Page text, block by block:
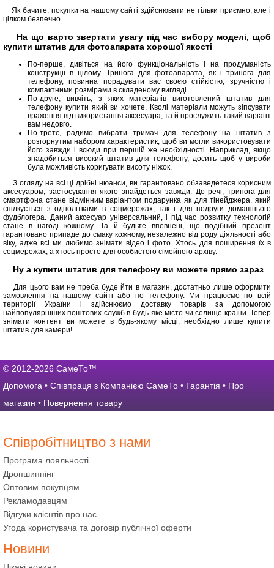
Як бачите, покупки на нашому сайті здійснювати не тільки приємно, але і
цілком безпечно.
На що варто звертати увагу під час вибору моделі, щоб
купити штатив для фотоапарата хорошої якості
По-перше, дивіться на його функціональність і на продуманість
конструкції в цілому. Тринога для фотоапарата, як і тринога для
телефону, повинна порадувати вас своєю стійкістю, зручністю і
компактними розмірами в складеному вигляді.
По-друге, вивчіть, з яких матеріалів виготовлений штатив для
телефону купити який ви хочете. Кволі матеріали можуть зіпсувати
враження від використання аксесуара, та й прослужить такий варіант
вам недовго.
По-третє, радимо вибрати тримач для телефону на штатив з
розгорнутим набором характеристик, щоб ви могли використовувати
його завжди і всюди при першій же необхідності. Наприклад, якщо
знадобиться високий штатив для телефону, досить щоб у вироби
була можливість коригувати висоту ніжок.
З огляду на всі ці дрібні нюанси, ви гарантовано обзаведетеся корисним
аксесуаром, застосування якого знайдеться завжди. До речі, тринога для
смартфона стане відмінним варіантом подарунка як для тінейджера, який
спілкується з однолітками в соцмережах, так і для подруги домашнього
фудблогера. Даний аксесуар універсальний, і під час розвитку технологій
стане в нагоді кожному. Та й будьте впевнені, що подібний презент
гарантовано припаде до смаку кожному, незалежно від роду діяльності або
віку, адже всі ми любимо знімати відео і фото. Хтось для поширення їх в
соцмережах, а хтось просто для особистого сімейного архіву.
Ну а купити штатив для телефону ви можете прямо зараз
Для цього вам не треба буде йти в магазин, достатньо лише оформити
замовлення на нашому сайті або по телефону. Ми працюємо по всій
території України і здійснюємо доставку товарів за допомогою
найпопулярніших поштових служб в будь-яке місто чи селище країни. Тепер
знімати контент ви можете в будь-якому місці, необхідно лише купити
штатив для камери!
© 2012-2026 СамеТо™
Допомога • Співпраця з Компанією СамеТо • Гарантія • Про
магазин • Повернення товару
Співробітництво з нами
Програма лояльності
Дропшиппінг
Оптовим покупцям
Рекламодавцям
Відгуки клієнтів про нас
Угода користувача та договір публічної оферти
Новини